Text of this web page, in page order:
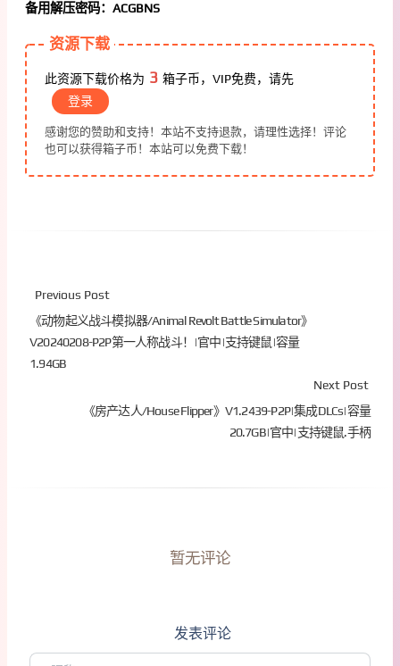
备用解压密码：ACGBNS
资源下载
此资源下载价格为 3 箱子币，VIP免费，请先
登录
感谢您的赞助和支持！本站不支持退款，请理性选择！评论
也可以获得箱子币！本站可以免费下载！
Previous Post
《动物起义战斗模拟器/Animal Revolt Battle Simulator》
V20240208-P2P第一人称战斗！|官中|支持键鼠|容量
1.94GB
Next Post
《房产达人/House Flipper》V1.2439-P2P|集成DLCs|容量
20.7GB|官中|支持键鼠.手柄
暂无评论
发表评论